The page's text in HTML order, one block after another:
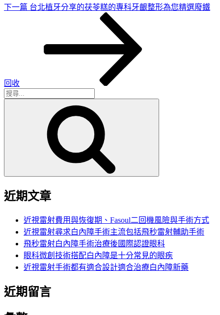
下
下一篇 台北植牙分享的茯苓糕的專科牙齦整形為您精選廢鐵
回收
搜
近期文章
近視雷射費用與恢復期、Fasoul二回機風險與手術方式
近視雷射尋求白內障手術主流包括飛秒雷射輔助手術
飛秒雷射白內障手術治療後國際認證眼科
眼科微創技術搭配白內障是十分常見的眼疾
近視雷射手術都有適合設計適合治療白內障新藥
近期留言